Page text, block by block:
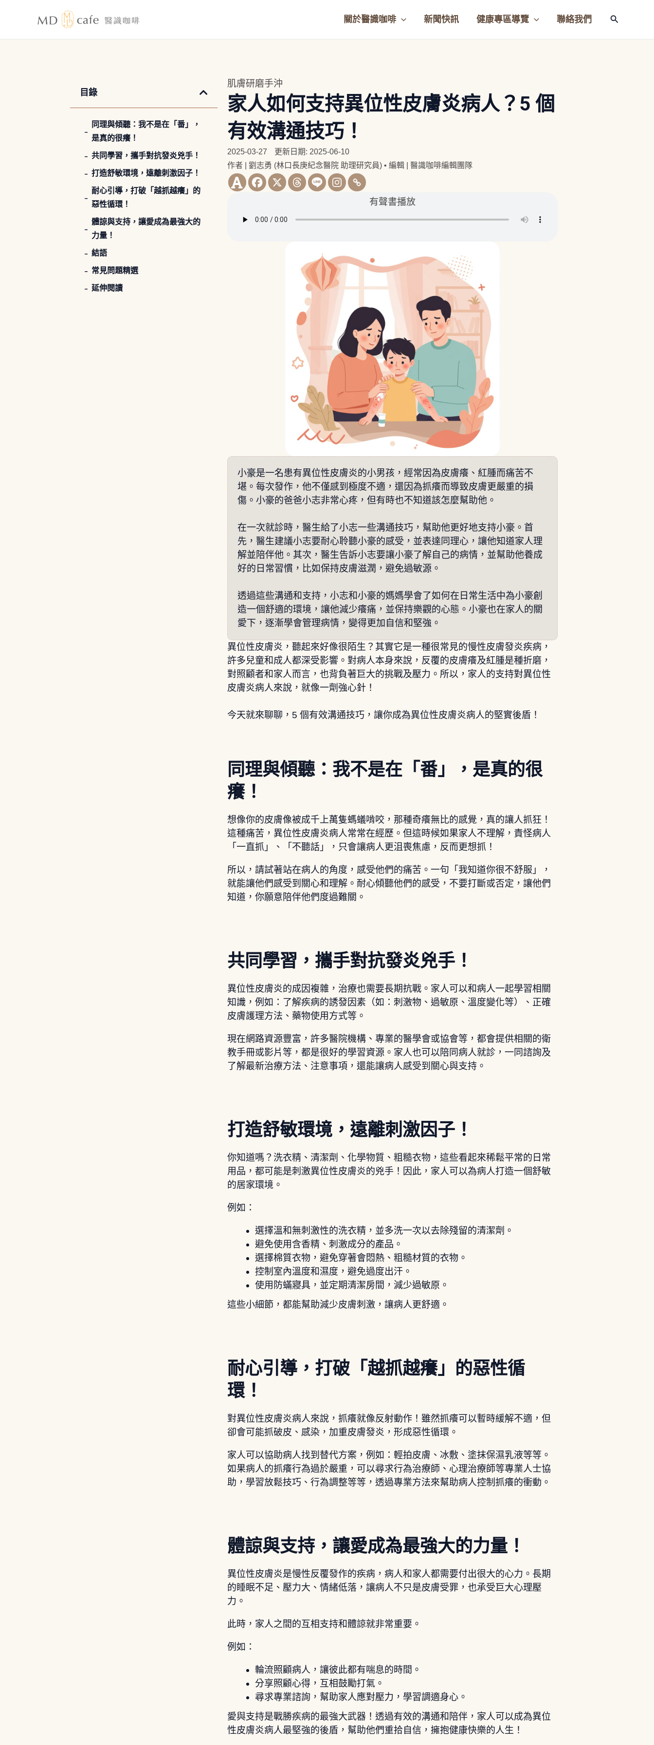
關於醫識咖啡 新聞快訊 健康專區導覽 聯絡我們
搜
目錄
同理與傾聽：我不是在「番」，
是真的很癢！
共同學習，攜手對抗發炎兇手！
打造舒敏環境，遠離刺激因子！
耐心引導，打破「越抓越癢」的
惡性循環！
體諒與支持，讓愛成為最強大的
力量！
結語
常見問題精選
延伸閱讀
肌膚研磨手沖
家人如何支持異位性皮膚炎病人？5 個
有效溝通技巧！
2025-03-27
更新日期: 2025-06-10
作者 | 劉志勇 (林口長庚紀念醫院 助理研究員)• 編輯 | 醫識咖啡編輯團隊
有聲書播放
小豪是一名患有異位性皮膚炎的小男孩，經常因為皮膚癢、紅腫而痛苦不
堪。每次發作，他不僅感到極度不適，還因為抓癢而導致皮膚更嚴重的損
傷。小豪的爸爸小志非常心疼，但有時也不知道該怎麼幫助他。
在一次就診時，醫生給了小志一些溝通技巧，幫助他更好地支持小豪。首
先，醫生建議小志要耐心聆聽小豪的感受，並表達同理心，讓他知道家人理
解並陪伴他。其次，醫生告訴小志要讓小豪了解自己的病情，並幫助他養成
好的日常習慣，比如保持皮膚滋潤，避免過敏源。
透過這些溝通和支持，小志和小豪的媽媽學會了如何在日常生活中為小豪創
造一個舒適的環境，讓他減少癢痛，並保持樂觀的心態。小豪也在家人的關
愛下，逐漸學會管理病情，變得更加自信和堅強。
異位性皮膚炎，聽起來好像很陌生？其實它是一種很常見的慢性皮膚發炎疾病，
許多兒童和成人都深受影響。對病人本身來說，反覆的皮膚癢及紅腫是種折磨，
對照顧者和家人而言，也背負著巨大的挑戰及壓力。所以，家人的支持對異位性
皮膚炎病人來說，就像一劑強心針！
今天就來聊聊，5 個有效溝通技巧，讓你成為異位性皮膚炎病人的堅實後盾！
同理與傾聽：我不是在「番」，是真的很
癢！
想像你的皮膚像被成千上萬隻螞蟻啃咬，那種奇癢無比的感覺，真的讓人抓狂！
這種痛苦，異位性皮膚炎病人常常在經歷。但這時候如果家人不理解，責怪病人
「一直抓」、「不聽話」，只會讓病人更沮喪焦慮，反而更想抓！
所以，請試著站在病人的角度，感受他們的痛苦。一句「我知道你很不舒服」，
就能讓他們感受到關心和理解。耐心傾聽他們的感受，不要打斷或否定，讓他們
知道，你願意陪伴他們度過難關。
共同學習，攜手對抗發炎兇手！
異位性皮膚炎的成因複雜，治療也需要長期抗戰。家人可以和病人一起學習相關
知識，例如：了解疾病的誘發因素（如：刺激物、過敏原、溫度變化等）、正確
皮膚護理方法、藥物使用方式等。
現在網路資源豐富，許多醫院機構、專業的醫學會或協會等，都會提供相關的衛
教手冊或影片等，都是很好的學習資源。家人也可以陪同病人就診，一同諮詢及
了解最新治療方法、注意事項，還能讓病人感受到關心與支持。
打造舒敏環境，遠離刺激因子！
你知道嗎？洗衣精、清潔劑、化學物質、粗糙衣物，這些看起來稀鬆平常的日常
用品，都可能是刺激異位性皮膚炎的兇手！因此，家人可以為病人打造一個舒敏
的居家環境。
例如：
選擇溫和無刺激性的洗衣精，並多洗一次以去除殘留的清潔劑。
避免使用含香精、刺激成分的產品。
選擇棉質衣物，避免穿著會悶熱、粗糙材質的衣物。
控制室內溫度和濕度，避免過度出汗。
使用防蟎寢具，並定期清潔房間，減少過敏原。
這些小細節，都能幫助減少皮膚刺激，讓病人更舒適。
耐心引導，打破「越抓越癢」的惡性循
環！
對異位性皮膚炎病人來說，抓癢就像反射動作！雖然抓癢可以暫時緩解不適，但
卻會可能抓破皮、感染，加重皮膚發炎，形成惡性循環。
家人可以協助病人找到替代方案，例如：輕拍皮膚、冰敷、塗抹保濕乳液等等。
如果病人的抓癢行為過於嚴重，可以尋求行為治療師、心理治療師等專業人士協
助，學習放鬆技巧、行為調整等等，透過專業方法來幫助病人控制抓癢的衝動。
體諒與支持，讓愛成為最強大的力量！
異位性皮膚炎是慢性反覆發作的疾病，病人和家人都需要付出很大的心力。長期
的睡眠不足、壓力大、情緒低落，讓病人不只是皮膚受罪，也承受巨大心理壓
力。
此時，家人之間的互相支持和體諒就非常重要。
例如：
輪流照顧病人，讓彼此都有喘息的時間。
分享照顧心得，互相鼓勵打氣。
尋求專業諮詢，幫助家人應對壓力，學習調適身心。
愛與支持是戰勝疾病的最強大武器！透過有效的溝通和陪伴，家人可以成為異位
性皮膚炎病人最堅強的後盾，幫助他們重拾自信，擁抱健康快樂的人生！